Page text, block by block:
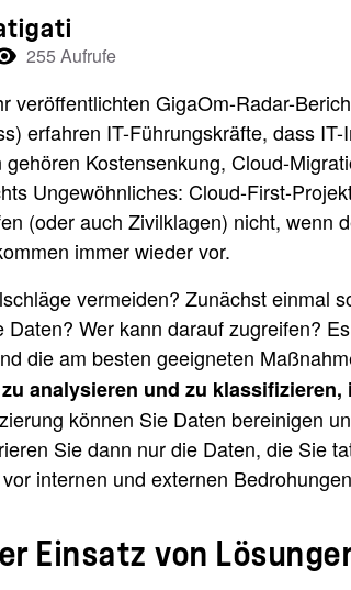
255 Aufrufe
veröffentlichten GigaOm-Radar-
erfahren IT-Führungskräfte, dass
Kostensenkung, Cloud-
Ungewöhnliches: Cloud-First-
(oder auch Zivilklagen) nicht, wenn
immer wieder vor.
vermeiden? Zunächst einmal
Daten? Wer kann darauf zugreifen?
die am besten geeigneten
analysieren und zu
können Sie Daten bereinigen
Sie dann nur die Daten, die Sie
internen und externen
Einsatz von